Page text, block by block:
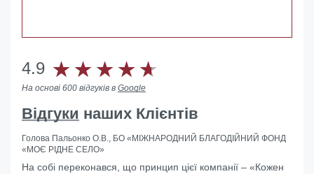
4.9
На основі 600 відгуків в Google
Відгуки наших Клієнтів
Голова Пальонко О.В., БО «МІЖНАРОДНИЙ БЛАГОДІЙНИЙ ФОНД
«МОЄ РІДНЕ СЕЛО»
На собі переконався, що принцип цієї компанії – «Кожен